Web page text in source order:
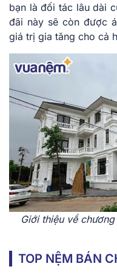
bạn là đối tác lâu dài
đãi này sẽ còn được
giá trị gia tăng cho cả
Giới thiệu về
TOP NỆM BÁN